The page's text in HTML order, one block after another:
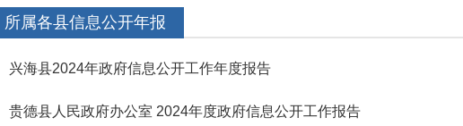
所属各县信息公开年报
兴海县2024年政府信息公开工作年度报告
贵德县人民政府办公室 2024年度政府信息公开工作报告